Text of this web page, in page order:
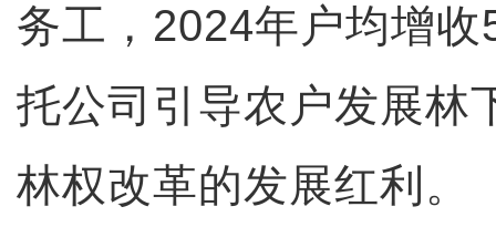
务工，2024年户均增
托公司引导农户发展林
林权改革的发展红利。